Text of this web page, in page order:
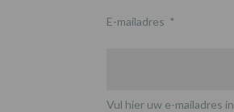
E-mailadres *
Vul hier uw e-mailadres in